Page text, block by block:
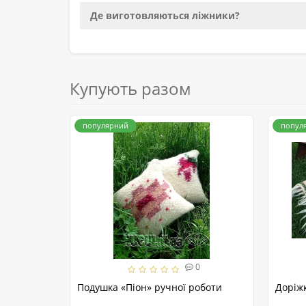
Де виготовляються ліжники?
Купують разом
популярний
0
Подушка «Піон» ручної роботи